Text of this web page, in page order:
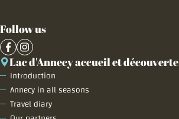
Follow us
Lac d'Annecy accueil et découverte
Introduction
Annecy in all seasons
Travel diary